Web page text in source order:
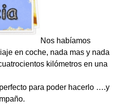
Nos habíamos
en coche, nada mas y nada
kilómetros en una
para poder hacerlo ….y